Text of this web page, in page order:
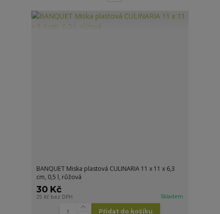
BANQUET Miska plastová CULINARIA 11 x 11 x 6,3
cm, 0,5 l, růžová
30 Kč
25 Kč bez DPH Skladem
Přidat do košíku